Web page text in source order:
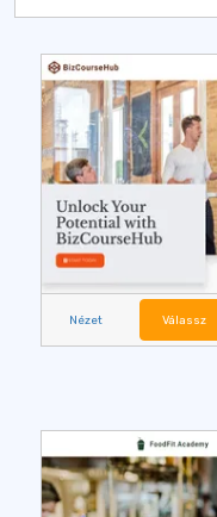
Nézet Válassz